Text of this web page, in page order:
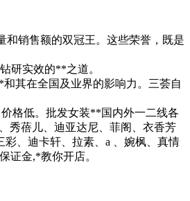
销售额的双冠王。这些荣誉，既是
研实效的**之道。
其在全国及业界的影响力。三荟自
格低。批发女装**国内外一二线各
秀蓓儿、迪亚达尼、菲阁、衣香芳
、迪卡轩、拉素、a 、婉枫、真情
证金,*教你开店。